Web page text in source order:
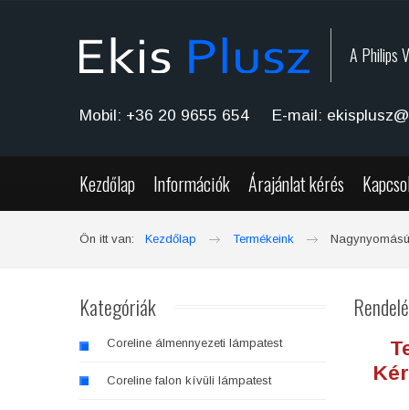
A Philips
Mobil: +36 20 9655 654 E-mail:
Kezdőlap Információk Árajánlat kérés
Ön itt van: Kezdőlap Termékeink
Kategóriák
Coreline álmennyezeti lámpatest
Coreline falon kívüli lámpatest